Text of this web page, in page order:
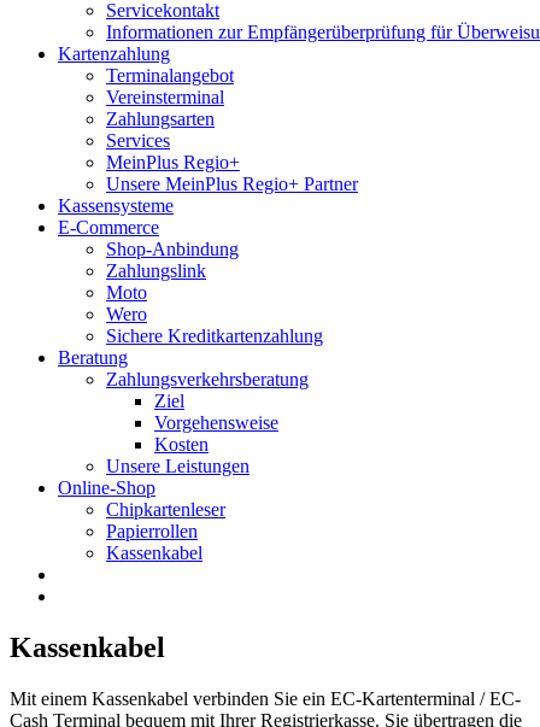
Servicekontakt
Informationen zur Empfängerüberprüfung für
Kartenzahlung
Terminalangebot
Vereinsterminal
Zahlungsarten
Services
MeinPlus Regio+
Unsere MeinPlus Regio+ Partner
Kassensysteme
E-Commerce
Shop-Anbindung
Zahlungslink
Moto
Wero
Sichere Kreditkartenzahlung
Beratung
Zahlungsverkehrsberatung
Ziel
Vorgehensweise
Kosten
Unsere Leistungen
Online-Shop
Chipkartenleser
Papierrollen
Kassenkabel
Kassenkabel
Mit einem Kassenkabel verbinden Sie ein EC-Kartenterminal / EC-
Cash Terminal bequem mit Ihrer Registrierkasse. Sie übertragen die